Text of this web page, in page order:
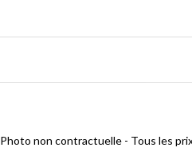
Photo non contractuelle - Tous les